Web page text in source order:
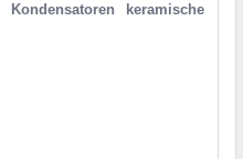
Kondensatoren keramische